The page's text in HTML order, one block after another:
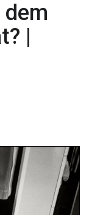
|